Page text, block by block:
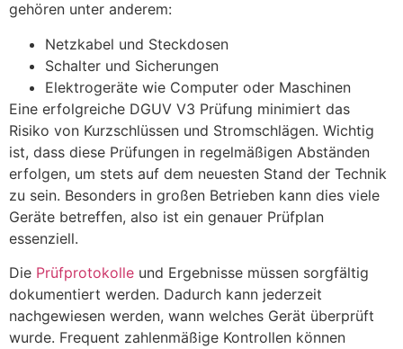
gehören unter anderem:
Netzkabel und Steckdosen
Schalter und Sicherungen
Elektrogeräte wie Computer oder Maschinen
Eine erfolgreiche DGUV V3 Prüfung minimiert das
Risiko von Kurzschlüssen und Stromschlägen. Wichtig
ist, dass diese Prüfungen in regelmäßigen Abständen
erfolgen, um stets auf dem neuesten Stand der Technik
zu sein. Besonders in großen Betrieben kann dies viele
Geräte betreffen, also ist ein genauer Prüfplan
essenziell.
Die Prüfprotokolle und Ergebnisse müssen sorgfältig
dokumentiert werden. Dadurch kann jederzeit
nachgewiesen werden, wann welches Gerät überprüft
wurde. Frequent zahlenmäßige Kontrollen können